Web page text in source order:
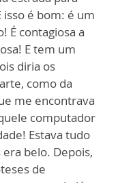
isso é bom: é um
É contagiosa a
E tem um
diria os
como da
me encontrava
computador
Estava tudo
belo. Depois,
de